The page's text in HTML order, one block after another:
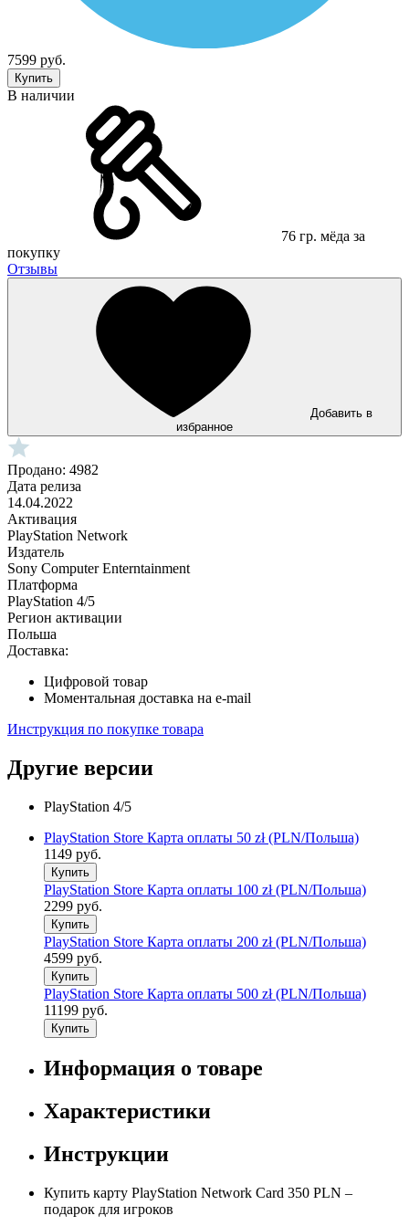
7599 руб.
Купить
В наличии
76 гр. мёда за
покупку
Отзывы
Добавить в
избранное
Продано: 4982
Дата релиза
14.04.2022
Активация
PlayStation Network
Издатель
Sony Computer Enterntainment
Платформа
PlayStation 4/5
Регион активации
Польша
Доставка:
Цифровой товар
Моментальная доставка на e-mail
Инструкция по покупке товара
Другие версии
PlayStation 4/5
PlayStation Store Карта оплаты 50 zł (PLN/Польша)
1149 руб.
Купить
PlayStation Store Карта оплаты 100 zł (PLN/Польша)
2299 руб.
Купить
PlayStation Store Карта оплаты 200 zł (PLN/Польша)
4599 руб.
Купить
PlayStation Store Карта оплаты 500 zł (PLN/Польша)
11199 руб.
Купить
Информация о товаре
Характеристики
Инструкции
Купить карту PlayStation Network Card 350 PLN –
подарок для игроков